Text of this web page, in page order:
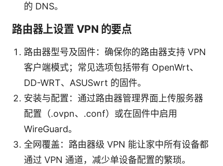
的 DNS。
路由器上设置 VPN 的要点
路由器型号及固件：确保你的路由器支持 VPN
客户端模式；常见选项包括带有 OpenWrt、
DD-WRT、ASUSwrt 的固件。
安装与配置：通过路由器管理界面上传服务器
配置（.ovpn、.conf）或在固件中启用
WireGuard。
全网覆盖：路由器级 VPN 能让家中所有设备都
通过 VPN 通道，减少单设备配置的繁琐。